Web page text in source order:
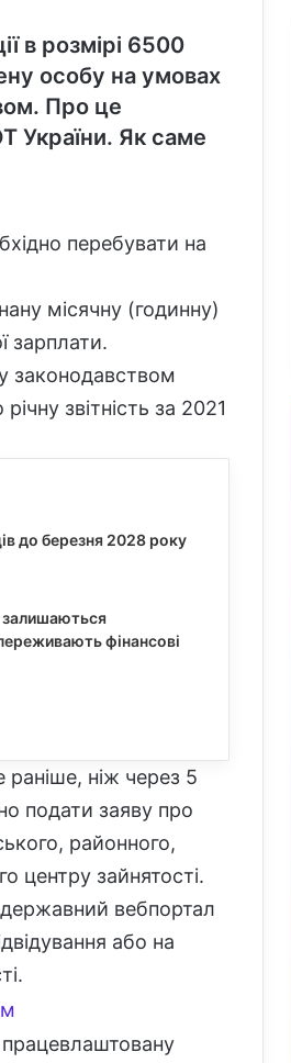
в розмірі 6500
особу на умовах
Про це
України. Як саме
перебувати на
місячну (годинну)
зарплати.
законодавством
звітність за 2021
до березня 2028 року
залишаються
фінансові
ніж через 5
подати заяву про
районного,
центру зайнятості.
вебпортал
або на